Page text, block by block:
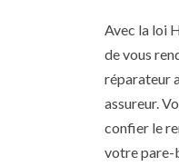
Avec la loi
de vous
réparateur
assureur.
confier le
votre pare-